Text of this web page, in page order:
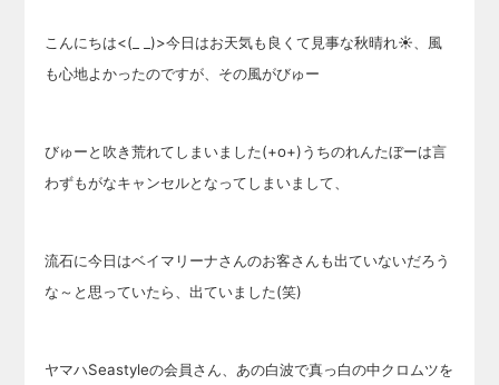
こんにちは<(_ _)>今日はお天気も良くて見事な秋晴れ☀、風
も心地よかったのですが、その風がびゅー
びゅーと吹き荒れてしまいました(+o+)うちのれんたぼーは言
わずもがなキャンセルとなってしまいまして、
流石に今日はベイマリーナさんのお客さんも出ていないだろう
な～と思っていたら、出ていました(笑)
ヤマハSeastyleの会員さん、あの白波で真っ白の中クロムツを